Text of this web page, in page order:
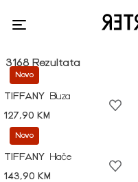
3168 Rezultata
Novo
TIFFANY
Bluza
127,90 KM
Novo
TIFFANY
Hlače
143,90 KM